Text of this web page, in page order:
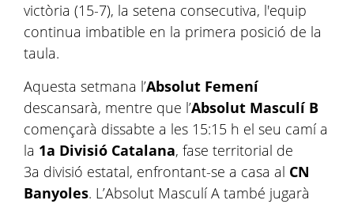
victòria (15-7), la setena consecutiva, l'equip
continua imbatible en la primera posició de la
taula.
Aquesta setmana l’Absolut Femení
descansarà, mentre que l’Absolut Masculí B
començarà dissabte a les 15:15 h el seu camí a
la 1a Divisió Catalana, fase territorial de
3a divisió estatal, enfrontant-se a casa al CN
Banyoles. L’Absolut Masculí A també jugarà